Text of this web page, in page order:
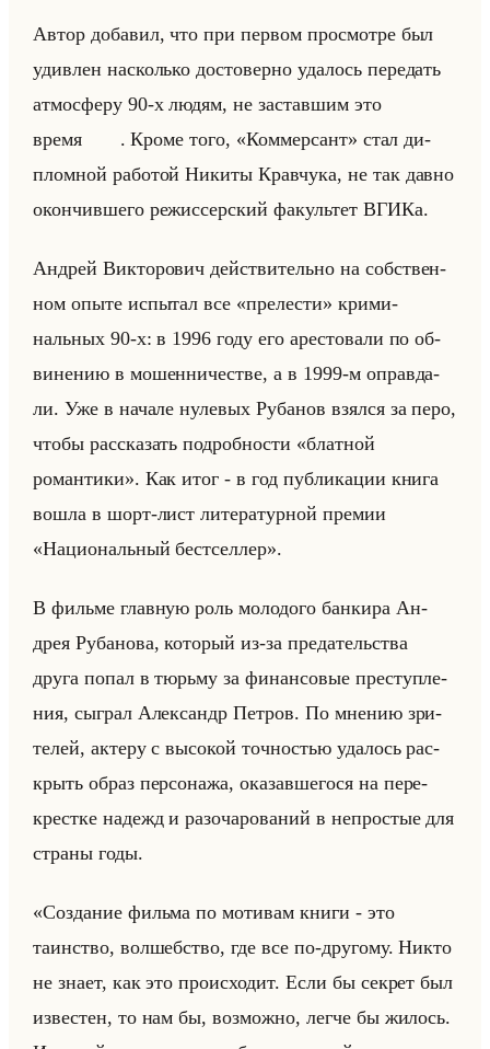
Автор до­ба­вил, что при пер­вом про­смот­ре был
удив­лен на­сколько до­сто­вер­но уда­лось пе­ре­дать
ат­мо­сфе­ру 90-х людям, не за­став­шим это
время . Кроме того, «Коммерсант» стал ди­
плом­ной ра­бо­той Ни­ки­ты Крав­чу­ка, не так давно
окон­чив­ше­го ре­жис­сер­ский фа­культет ВГИКа.
Ан­дрей Вик­то­ро­вич действи­тельно на соб­ствен­
ном опыте ис­пы­тал все «прелести» кри­ми­
нальных 90-х: в 1996 году его аре­сто­ва­ли по об­
ви­не­нию в мо­шен­ни­че­стве, а в 1999-м оправ­да­
ли. Уже в на­ча­ле ну­ле­вых Ру­ба­нов взял­ся за перо,
чтобы рас­ска­зать по­дроб­но­сти «блатной
романтики». Как итог - в год пуб­ли­ка­ции книга
вошла в шорт-лист ли­те­ра­тур­ной пре­мии
«Национальный бестселлер».
В фильме глав­ную роль мо­ло­до­го бан­ки­ра Ан­
дрея Ру­ба­но­ва, ко­то­рый из-за пре­да­тельства
друга попал в тюрьму за фи­нан­со­вые пре­ступ­ле­
ния, сыг­рал Алек­сандр Пет­ров. По мне­нию зри­
те­лей, ак­те­ру с вы­со­кой точ­но­стью уда­лось рас­
крыть образ пер­со­на­жа, ока­зав­ше­го­ся на пе­ре­
крест­ке на­дежд и разо­ча­ро­ва­ний в непро­стые для
стра­ны годы.
«Создание фильма по мотивам книги - это
таинство, волшебство, где все по-другому. Никто
не знает, как это происходит. Если бы секрет был
известен, то нам бы, возможно, легче бы жилось.